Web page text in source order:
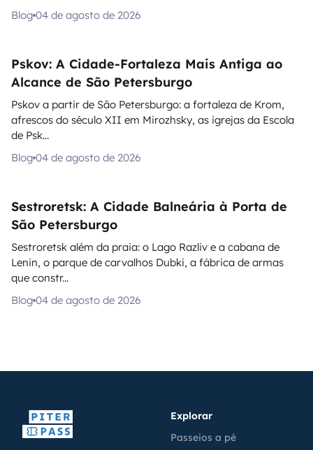
Blog 04 de agosto de 2026
Pskov: A Cidade-Fortaleza Mais Antiga ao
Alcance de São Petersburgo
Pskov a partir de São Petersburgo: a fortaleza de Krom,
afrescos do século XII em Mirozhsky, as igrejas da Escola
de Psk...
Blog 04 de agosto de 2026
Sestroretsk: A Cidade Balneária à Porta de
São Petersburgo
Sestroretsk além da praia: o Lago Razliv e a cabana de
Lenin, o parque de carvalhos Dubki, a fábrica de armas
que constr...
Blog 04 de agosto de 2026
Explorar
Passeios a pé